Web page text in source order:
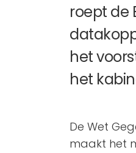
roept de
het
het
De Wet
maakt het